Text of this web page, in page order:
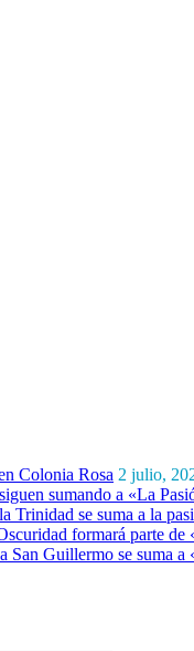
Colonia Rosa 2 julio,
sumando a «La
se suma a la
formará parte de
Guillermo se suma a